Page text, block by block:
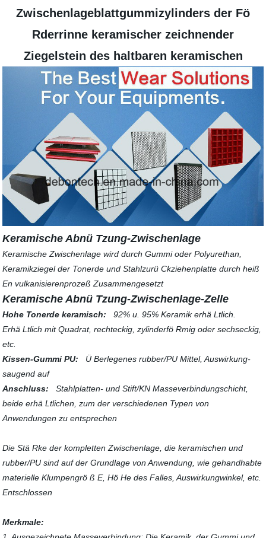
Zwischenlageblattgummizylinders der Fö
Rderrinne keramischer zeichnender
Ziegelstein des haltbaren keramischen
Keramische Abnü Tzung-Zwischenlage
Keramische Zwischenlage wird durch Gummi oder Polyurethan,
Keramikziegel der Tonerde und Stahlzurü Ckziehenplatte durch heiß
En vulkanisierenprozeß Zusammengesetzt
Keramische Abnü Tzung-Zwischenlage-Zelle
Hohe Tonerde keramisch:92% u. 95% Keramik erhä Ltlich.
Erhä Ltlich mit Quadrat, rechteckig, zylinderfö Rmig oder sechseckig,
etc.
Kissen-Gummi PU:
Ü Berlegenes rubber/PU Mittel, Auswirkung-
saugend auf
Anschluss:
Stahlplatten- und Stift/KN Masseverbindungschicht,
beide erhä Ltlichen, zum der verschiedenen Typen von
Anwendungen zu entsprechen
Die Stä Rke der kompletten Zwischenlage, die keramischen und
rubber/PU sind auf der Grundlage von Anwendung, wie gehandhabte
materielle Klumpengrö ß E, Hö He des Falles, Auswirkungwinkel, etc.
Entschlossen
Merkmale: